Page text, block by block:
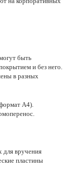
быть
и без него.
в разных
А4).
для вручения
пластины